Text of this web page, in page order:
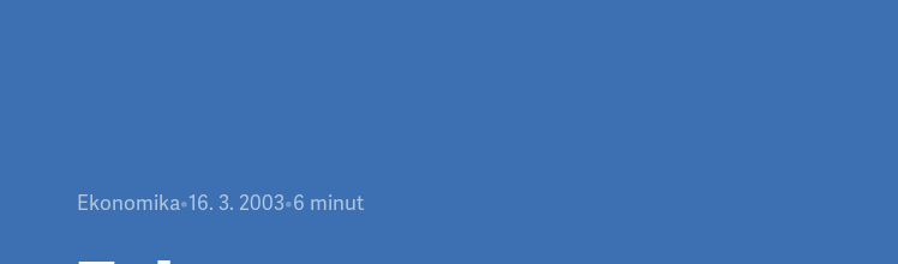
Ekonomika•16. 3. 2003•6 minut